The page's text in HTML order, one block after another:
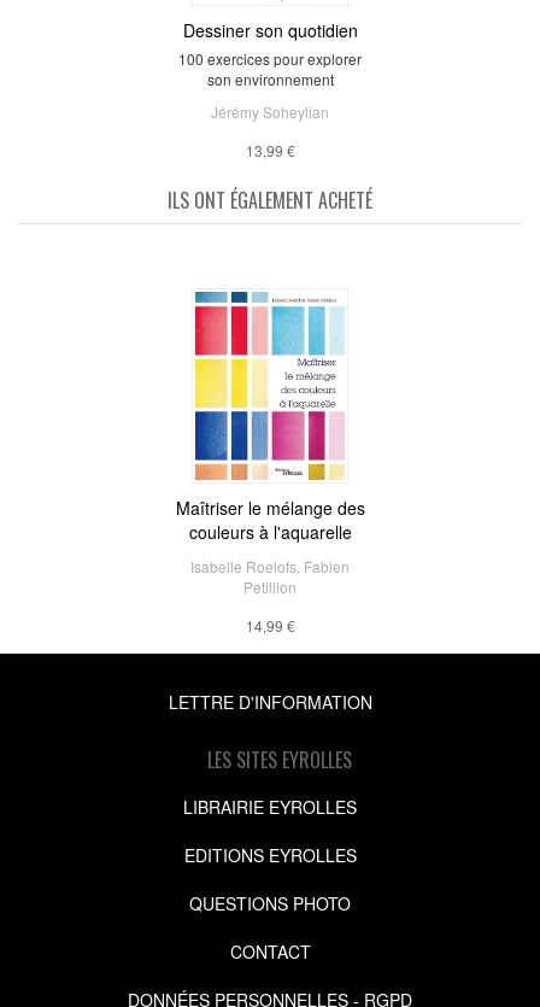
Dessiner son quotidien
100 exercices pour explorer
son environnement
Jérémy Soheylian
13,99 €
ILS ONT ÉGALEMENT ACHETÉ
Maîtriser le mélange des
couleurs à l'aquarelle
Isabelle Roelofs Fabien
Petillion
14,99 €
LETTRE D'INFORMATION
LES SITES EYROLLES
LIBRAIRIE EYROLLES
EDITIONS EYROLLES
QUESTIONS PHOTO
CONTACT
DONNÉES PERSONNELLES - RGPD